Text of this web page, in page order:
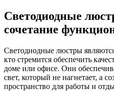
Светодиодные
сочетание
Светодиодные люстры
кто стремится обеспечить
доме или офисе. Они
свет, который не нагнетает, а
пространство для работы и